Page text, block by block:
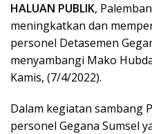
HALUAN PUBLIK,
meningkatkan dan
personel Detasemen
menyambangi Mako
Kamis, (7/4/2022).
Dalam kegiatan sambang
personel Gegana Sumsel